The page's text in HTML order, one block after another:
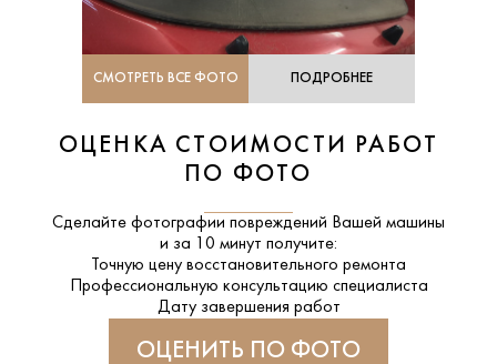
СМОТРЕТЬ ВСЕ ФОТО ПОДРОБНЕЕ
ОЦЕНКА СТОИМОСТИ РАБОТ
ПО ФОТО
Сделайте фотографии повреждений Вашей машины
и за
10 минут получите:
Точную цену восстановительного ремонта
Профессиональную консультацию специалиста
Дату завершения работ
ОЦЕНИТЬ ПО ФОТО